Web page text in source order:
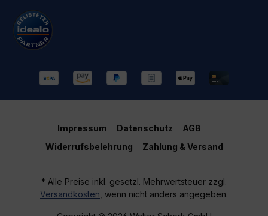
Impressum Datenschutz
AGB
Widerrufsbelehrung
Zahlung & Versand
* Alle Preise inkl. gesetzl. Mehrwertsteuer zzgl.
Versandkosten , wenn nicht anders angegeben.